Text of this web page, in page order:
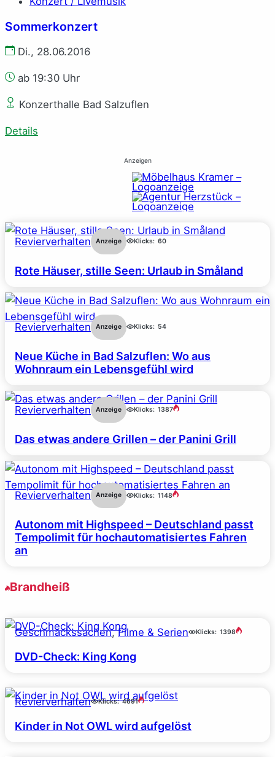
Sommerkonzert
Di., 28.06.2016
ab 19:30 Uhr
Konzerthalle Bad Salzuflen
Details
Anzeigen
Revierverhalten Anzeige Klicks: 60
Rote Häuser, stille Seen: Urlaub in Småland
Revierverhalten Anzeige Klicks: 54
Neue Küche in Bad Salzuflen: Wo aus
Wohnraum ein Lebensgefühl wird
Revierverhalten Anzeige Klicks: 1387
Das etwas andere Grillen – der Panini Grill
Revierverhalten Anzeige Klicks: 1148
Autonom mit Highspeed – Deutschland passt
Tempolimit für hochautomatisiertes Fahren
an
Brandheiß
Geschmackssachen, Filme & Serien Klicks: 1398
DVD-Check: King Kong
Revierverhalten Klicks: 4691
Kinder in Not OWL wird aufgelöst